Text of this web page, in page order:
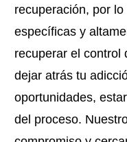
recuperación, por
específicas y
recuperar el control
dejar atrás tu
oportunidades,
del proceso.